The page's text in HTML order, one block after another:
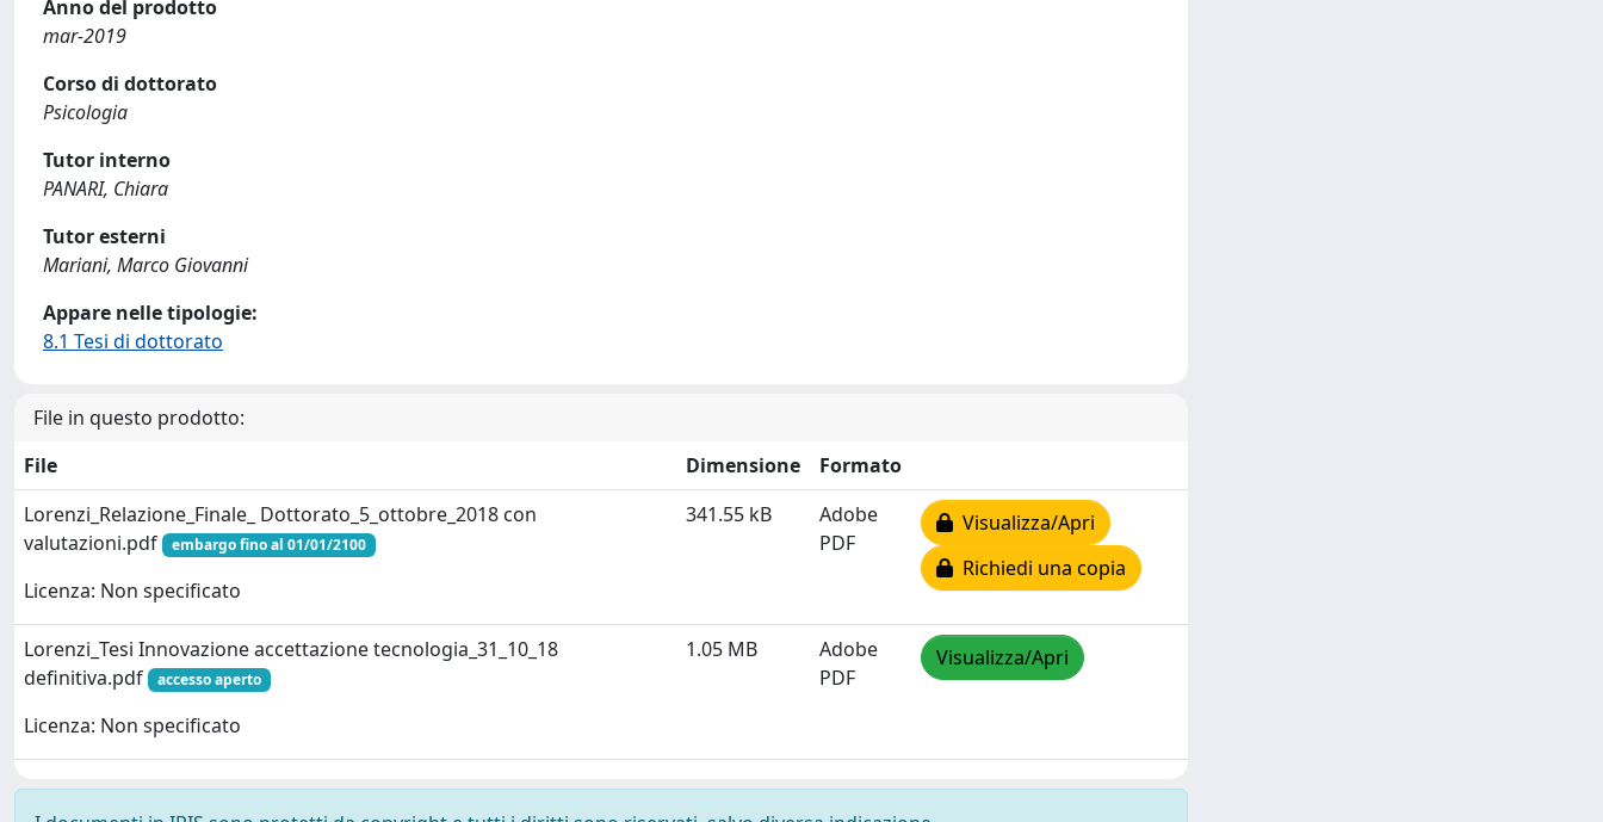
Anno del prodotto
mar-2019
Corso di dottorato
Psicologia
Tutor interno
PANARI, Chiara
Tutor esterni
Mariani, Marco Giovanni
Appare nelle tipologie:
8.1 Tesi di dottorato
File in questo prodotto:
File
Dimensione
Formato
Lorenzi_Relazione_Finale_ Dottorato_5_ottobre_2018 con
valutazioni.pdf
embargo fino al 01/01/2100
Licenza: Non specificato
341.55 kB
Adobe
PDF
Visualizza/Apri
Richiedi una copia
Lorenzi_Tesi Innovazione accettazione tecnologia_31_10_18
definitiva.pdf
accesso aperto
Licenza: Non specificato
1.05 MB
Adobe
PDF
Visualizza/Apri